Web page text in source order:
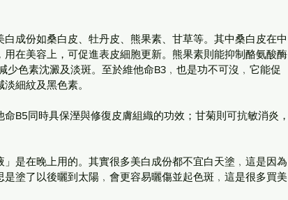
成份如桑白皮、牡丹皮、熊果素、甘草等。其中桑白皮在中
在美容上，可促進表皮細胞更新。熊果素則能抑制酪氨酸酶
少色素沈澱及淡斑。至於維他命B3﹐也是功不可沒﹐它能促
細紋及黑色素。
B5同時具保溼與修復皮膚組織的功效；甘菊則可抗敏消炎，
是在晚上用的。其實很多美白成份都不宜白天塗﹐這是因為
塗了以後曬到太陽﹐會更容易曬傷並起色斑﹐這是很多買美